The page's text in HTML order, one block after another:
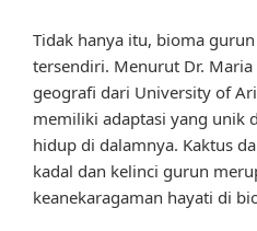
Tidak hanya itu, bioma
tersendiri. Menurut Dr. Maria
geografi dari University of
memiliki adaptasi yang unik
hidup di dalamnya. Kaktus
kadal dan kelinci gurun
keanekaragaman hayati di